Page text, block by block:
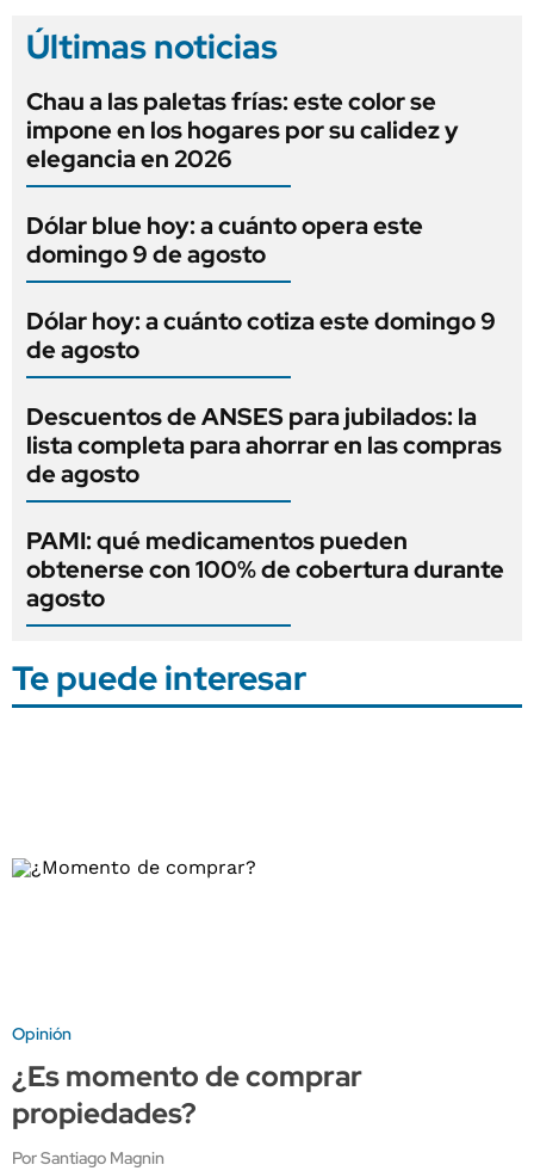
Últimas noticias
Chau a las paletas frías: este color se
impone en los hogares por su calidez y
elegancia en 2026
Dólar blue hoy: a cuánto opera este
domingo 9 de agosto
Dólar hoy: a cuánto cotiza este domingo 9
de agosto
Descuentos de ANSES para jubilados: la
lista completa para ahorrar en las compras
de agosto
PAMI: qué medicamentos pueden
obtenerse con 100% de cobertura durante
agosto
Te puede interesar
Opinión
¿Es momento de comprar
propiedades?
Por Santiago Magnin